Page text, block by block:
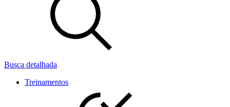
Busca detalhada
Treinamentos